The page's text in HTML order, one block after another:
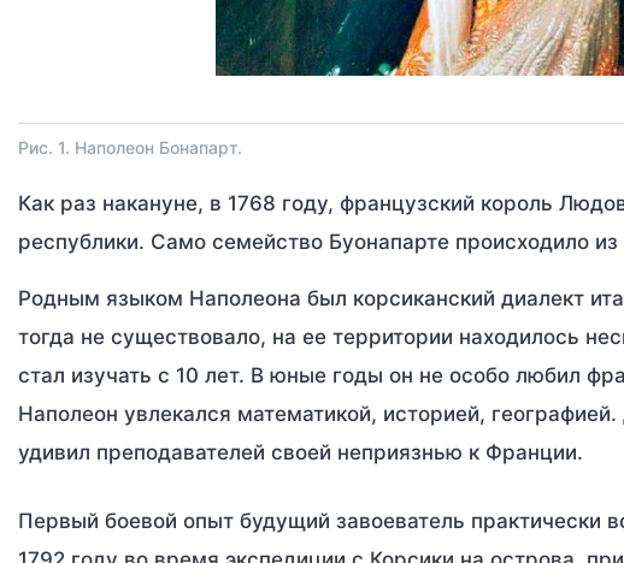
Рис. 1. Наполеон Бонапарт.
Как раз накануне, в 1768 году, французский король
республики. Само семейство Буонапарте происходило
Родным языком Наполеона был корсиканский диалект
тогда не существовало, на ее территории находилось
стал изучать с 10 лет. В юные годы он не особо любил
Наполеон увлекался математикой, историей,
удивил преподавателей своей неприязнью к Франции.
Первый боевой опыт будущий завоеватель практически